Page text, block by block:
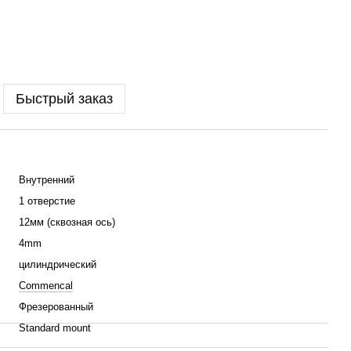
Быстрый заказ
Внутренний
1 отверстие
12мм (сквозная ось)
4mm
цилиндрический
Commencal
Фрезерованный
Standard mount